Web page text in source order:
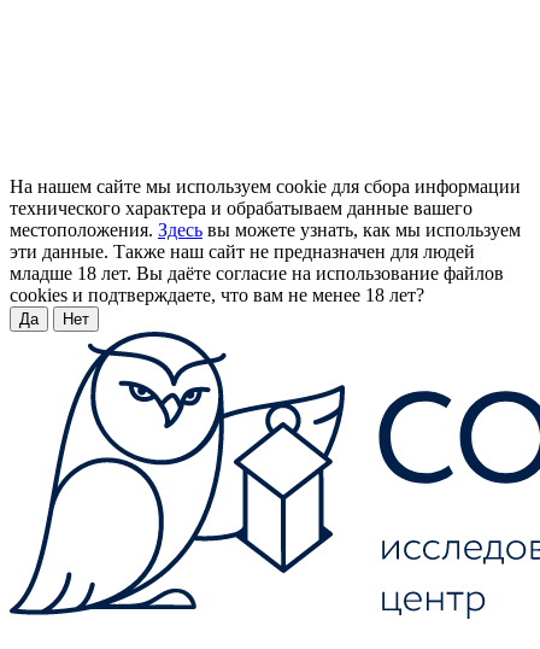
На нашем сайте мы используем cookie для сбора информации
технического характера и обрабатываем данные вашего
местоположения. Здесь вы можете узнать, как мы используем
эти данные. Также наш сайт не предназначен для людей
младше 18 лет. Вы даёте согласие на использование файлов
cookies и подтверждаете, что вам не менее 18 лет?
Да Нет